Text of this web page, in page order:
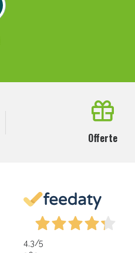
Offerte
4,3/5